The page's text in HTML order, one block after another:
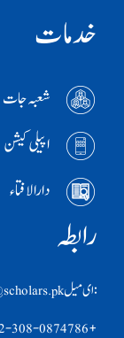
خدمات
شعبہ جات
اپیلی کیشن
دارالافتاء
رابطہ
:ای ميل info@scholars.pk
+92-308-0874786 :فون